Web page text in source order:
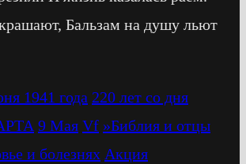
Бальзам на душу льют
1941 года 220 лет со дня
9 Мая Vf »Библия и отцы
и болезнях Акция